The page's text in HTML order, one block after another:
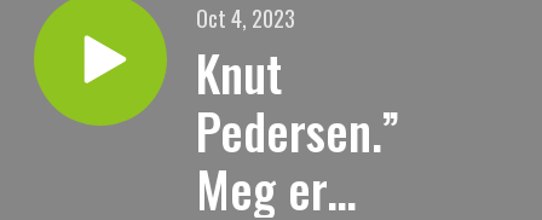
Oct 4, 2023
Knut
Pedersen.”
Meg er